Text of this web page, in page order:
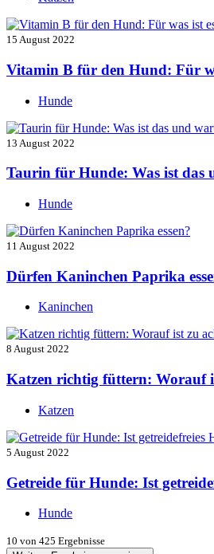
15 August 2022
Vitamin B für den Hund: Für
Hunde
13 August 2022
Taurin für Hunde: Was ist das
Hunde
11 August 2022
Dürfen Kaninchen Paprika
Kaninchen
8 August 2022
Katzen richtig füttern: Worauf
Katzen
5 August 2022
Getreide für Hunde: Ist
Hunde
10 von 425 Ergebnisse